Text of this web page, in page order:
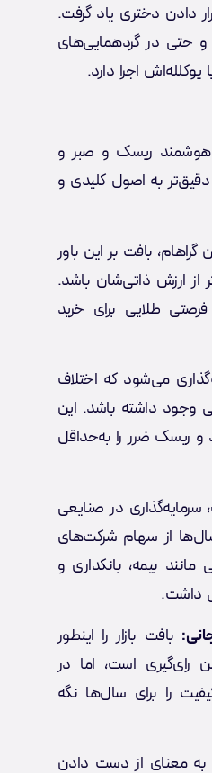
دادن دختری یاد گرفت.
و حتی در گردهمایی‌های
هوشمند ریسک و صبر و
به اصول کلیدی و
گراهام، بافت بر این باور
از ارزش ذاتی‌شان باشد.
طلایی برای خرید
می‌شود که اختلاف
وجود داشته باشد. این
ریسک ضرر را به‌حداقل
در صنایعی
از سهام شرکت‌های
بیمه، بانکداری و
داشت.
بافت بازار را اینطور
رای‌گیری است، اما در
را برای سال‌ها نگه
به معنای از دست دادن